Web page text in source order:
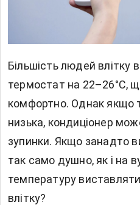
Більшість людей влітку
термостат на 22–26°C,
комфортно. Однак якщо
низька, кондиціонер
зупинки. Якщо занадто
так само душно, як і на
температуру
влітку?